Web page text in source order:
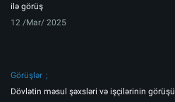
ilə görüş
12 /Mar/ 2025
Görüşlər
Dövlətin məsul şəxsləri və işçilərinin görüşü